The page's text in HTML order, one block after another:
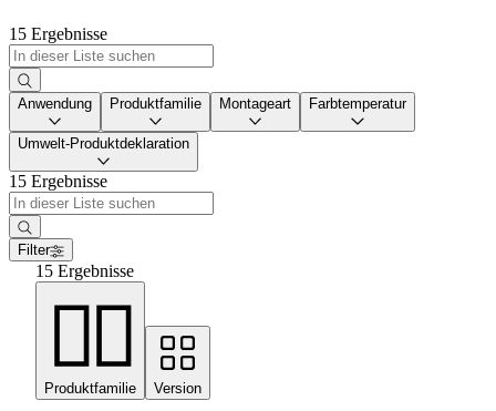
15 Ergebnisse
Anwendung Produktfamilie Montageart Farbtemperatur
Umwelt-Produktdeklaration
15 Ergebnisse
Filter
15 Ergebnisse
Produktfamilie Version